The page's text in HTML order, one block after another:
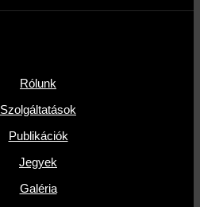
Rólunk
Szolgáltatások
Publikációk
Jegyek
Galéria